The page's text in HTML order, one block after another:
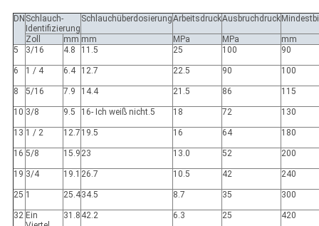
DN Schlauch-
Identifizierung
SchlauchüberdosierungArbeitsdruckAusbruchdruck
Zoll mm mm MPa MPa
mm
5
3/16 4.8 11.5 25 100 90
6 1 / 4 6.4 12.7 22.5 90 100
8 5/16 7.9 14.4 21.5 86 115
10 3/8 9.5 16- Ich weiß nicht.5 18 72 130
13 1 / 2 12.7 19.5 16 64 180
16 5/8 15.9 23 13.0 52 200
19 3/4 19.1 26.7 10.5 42 240
25 1 25.434.5 8.7 35 300
32 Ein
31.8 42.2 6.3 25 420